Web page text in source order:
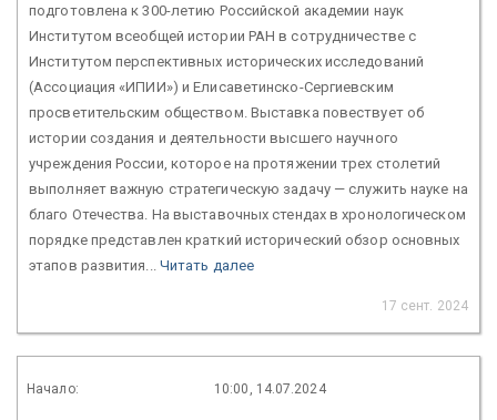
подготовлена к 300-летию Российской академии наук
Институтом всеобщей истории РАН в сотрудничестве с
Институтом перспективных исторических исследований
(Ассоциация «ИПИИ») и Елисаветинско-Сергиевским
просветительским обществом. Выставка повествует об
истории создания и деятельности высшего научного
учреждения России, которое на протяжении трех столетий
выполняет важную стратегическую задачу — служить науке на
благо Отечества. На выставочных стендах в хронологическом
порядке представлен краткий исторический обзор основных
этапов развития... Читать далее
17 сент. 2024
Начало: 10:00, 14.07.2024